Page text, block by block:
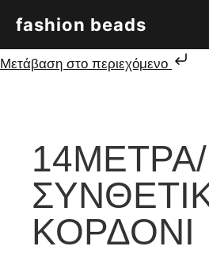
fashion beads
Μετάβαση στο περιεχόμενο
14ΜΈΤΡΑ/
ΚΟΡΔΌΝΙ